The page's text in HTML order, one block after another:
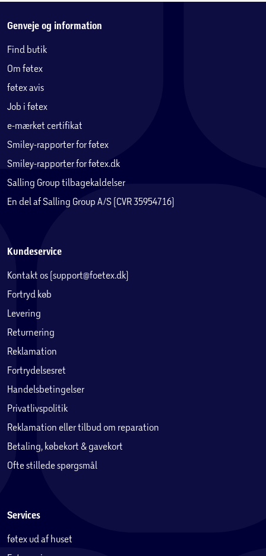
Genveje og information
Find butik
Om føtex
føtex avis
Job i føtex
e-mærket certifikat
Smiley-rapporter for føtex
Smiley-rapporter for føtex.dk
Salling Group tilbagekaldelser
En del af Salling Group A/S (CVR 35954716)
Kundeservice
Kontakt os (support@foetex.dk)
Fortryd køb
Levering
Returnering
Reklamation
Fortrydelsesret
Handelsbetingelser
Privatlivspolitik
Reklamation eller tilbud om reparation
Betaling, købekort & gavekort
Ofte stillede spørgsmål
Services
føtex ud af huset